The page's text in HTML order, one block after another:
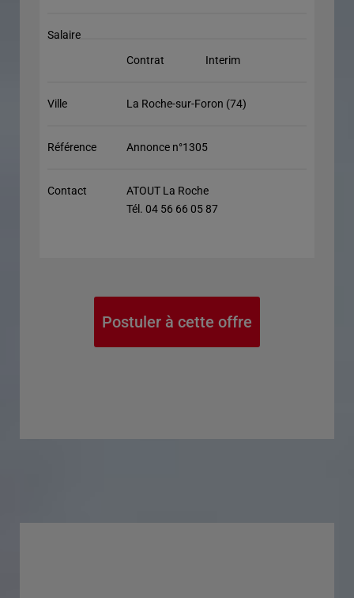
Salaire
Contrat
Interim
Ville La Roche-sur-Foron (74)
Référence Annonce n°1305
Contact
ATOUT La Roche
Tél. 04 56 66 05 87
Postuler à cette offre